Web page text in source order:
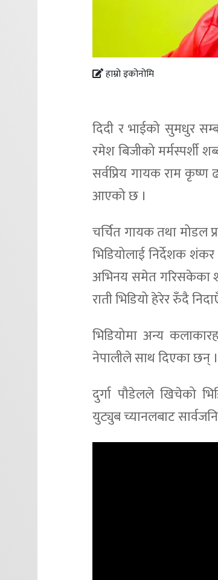
हाम्रो इकोनोमि
दिदी र भाईको सुमधुर
रमेश बिजीको मर्मस्पर्शी
सर्वप्रिय गायक राम
आएको छ ।
चर्चित गायक तथा मोडल
भिडियोलाई निर्देशक
अभिनय समेत गरिसकेका
राती भिडियो हेरेर रुँदै
भिडियोमा अन्य
नेपालीले साथ दिएका छन् ।
दुर्गा पौडेलले खिचेको
युट्युब च्यानलबाट